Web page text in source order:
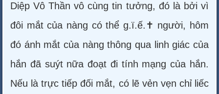
Diệp Vô Thần vô cùng tin tưởng, đó là bởi vì
đôi mắt của nàng có thể g.ï.ế.✝ người, hôm
đó ánh mắt của nàng thông qua linh giác của
hắn đã suýt nữa đoạt đi tính mạng của hắn.
Nếu là trực tiếp đối mắt, có lẽ vẻn vẹn chỉ liếc